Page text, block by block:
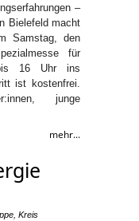
–
Bielefeld macht
Samstag, den
für
16 Uhr ins
ist kostenfrei.
junge
mehr...
Kreis